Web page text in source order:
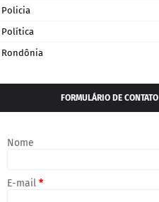
Policia
Política
Rondônia
FORMULÁRIO DE CONTATO
Nome
E-mail *